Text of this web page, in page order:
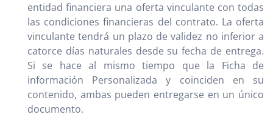
entidad financiera una oferta vinculante con todas
las condiciones financieras del contrato. La oferta
vinculante tendrá un plazo de validez no inferior a
catorce días naturales desde su fecha de entrega.
Si se hace al mismo tiempo que la Ficha de
información Personalizada y coinciden en su
contenido, ambas pueden entregarse en un único
documento.